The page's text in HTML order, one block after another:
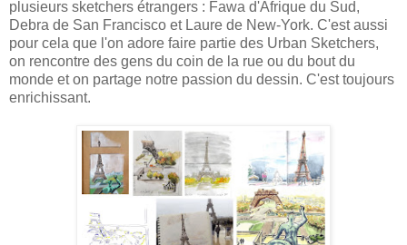
plusieurs sketchers étrangers : Fawa d'Afrique du Sud,
Debra de San Francisco et Laure de New-York. C'est aussi
pour cela que l'on adore faire partie des Urban Sketchers,
on rencontre des gens du coin de la rue ou du bout du
monde et on partage notre passion du dessin. C'est toujours
enrichissant.